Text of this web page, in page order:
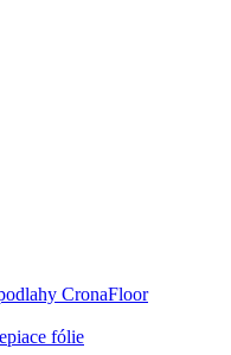
CronaFloor
fólie